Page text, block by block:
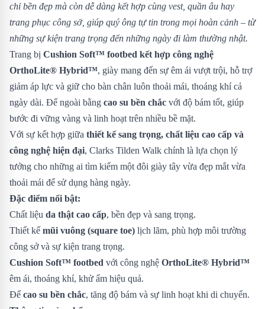
chỉ bền đẹp mà còn dễ dàng kết hợp cùng vest, quần âu hay
trang phục công sở, giúp quý ông tự tin trong mọi hoàn cảnh – từ
những sự kiện trang trọng đến những ngày đi làm thường nhật.
Trang bị Cushion Soft™ footbed kết hợp công nghệ
OrthoLite® Hybrid™, giày mang đến sự êm ái vượt trội, hỗ trợ
giảm áp lực và giữ cho bàn chân luôn thoải mái, thoáng khí cả
ngày dài. Đế ngoài bằng cao su bền chắc với độ bám tốt, giúp
bước đi vững vàng và linh hoạt trên nhiều bề mặt.
Với sự kết hợp giữa thiết kế sang trọng, chất liệu cao cấp và
công nghệ hiện đại, Clarks Tilden Walk chính là lựa chọn lý
tưởng cho những ai tìm kiếm một đôi giày tây vừa đẹp mắt vừa
thoải mái để sử dụng hàng ngày.
Đặc điểm nổi bật:
Chất liệu da thật cao cấp, bền đẹp và sang trọng.
Thiết kế mũi vuông (square toe) lịch lãm, phù hợp môi trường
công sở và sự kiện trang trọng.
Cushion Soft™ footbed với công nghệ OrthoLite® Hybrid™
êm ái, thoáng khí, khử ẩm hiệu quả.
Đế cao su bền chắc, tăng độ bám và sự linh hoạt khi di chuyển.